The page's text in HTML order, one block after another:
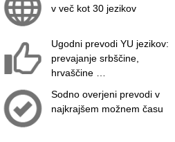
v več kot 30 jezikov
Ugodni prevodi YU jezikov:
prevajanje srbščine,
hrvaščine …
Sodno overjeni prevodi v
najkrajšem možnem času